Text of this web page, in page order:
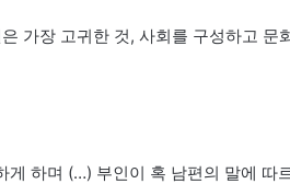
가장 고귀한 것, 사회를 구성하고 문
게 하며 (…) 부인이 혹 남편의 말에 따